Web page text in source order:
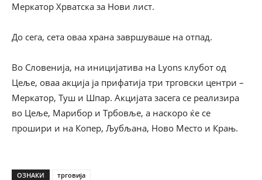
Меркатор Хрватска за Нови лист.
До сега, сета оваа храна завршуваше на отпад.
Во Словенија, на иницијатива на Lyons клубот од
Цеље, оваа акција ја прифатија три трговски центри –
Меркатор, Туш и Шпар. Акцијата засега се реализира
во Цеље, Марибор и Трбовље, а наскоро ќе се
прошири и на Копер, Љубљана, Ново Место и Крањ.
ОЗНАКИ трговија